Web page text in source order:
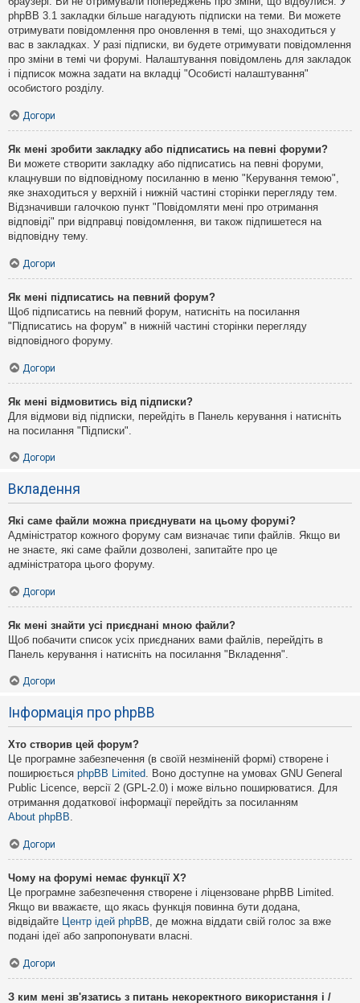
phpBB 3.1 закладки більше нагадують підписки на теми. Ви можете
отримувати повідомлення про оновлення в темі, що знаходиться у
вас в закладках. У разі підписки, ви будете отримувати повідомлення
про зміни в темі чи форумі. Налаштування повідомлень для закладок
і підписок можна задати на вкладці "Особисті налаштування"
особистого розділу.
Догори
Як мені зробити закладку або підписатись на певні форуми?
Ви можете створити закладку або підписатись на певні форуми,
клацнувши по відповідному посиланню в меню "Керування темою",
яке знаходиться у верхній і нижній частині сторінки перегляду тем.
Відзначивши галочкою пункт "Повідомляти мені про отримання
відповіді" при відправці повідомлення, ви також підпишетеся на
відповідну тему.
Догори
Як мені підписатись на певний форум?
Щоб підписатись на певний форум, натисніть на посилання
"Підписатись на форум" в нижній частині сторінки перегляду
відповідного форуму.
Догори
Як мені відмовитись від підписки?
Для відмови від підписки, перейдіть в Панель керування і натисніть
на посилання "Підписки".
Догори
Вкладення
Які саме файли можна приєднувати на цьому форумі?
Адміністратор кожного форуму сам визначає типи файлів. Якщо ви
не знаєте, які саме файли дозволені, запитайте про це
адміністратора цього форуму.
Догори
Як мені знайти усі приєднані мною файли?
Щоб побачити список усіх приєднаних вами файлів, перейдіть в
Панель керування і натисніть на посилання "Вкладення".
Догори
Інформація про phpBB
Хто створив цей форум?
Це програмне забезпечення (в своїй незміненій формі) створене і
поширюється phpBB Limited. Воно доступне на умовах GNU General
Public Licence, версії 2 (GPL-2.0) і може вільно поширюватися. Для
отримання додаткової інформації перейдіть за посиланням
About phpBB.
Догори
Чому на форумі немає функції X?
Це програмне забезпечення створене і ліцензоване phpBB Limited.
Якщо ви вважаєте, що якась функція повинна бути додана,
відвідайте Центр ідей phpBB, де можна віддати свій голос за вже
подані ідеї або запропонувати власні.
Догори
З ким мені зв'язатись з питань некоректного використання і /